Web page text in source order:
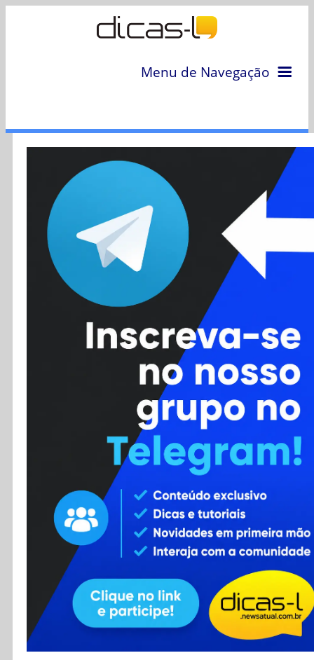
Menu de Navegação
Colunas
Colaboradores
Cursos
Enviar Dica
Contato
RSS